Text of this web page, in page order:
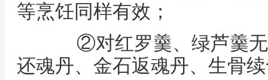
等烹饪同样有效；
②对红罗羹、绿芦羹无
还魂丹、金石返魂丹、生骨